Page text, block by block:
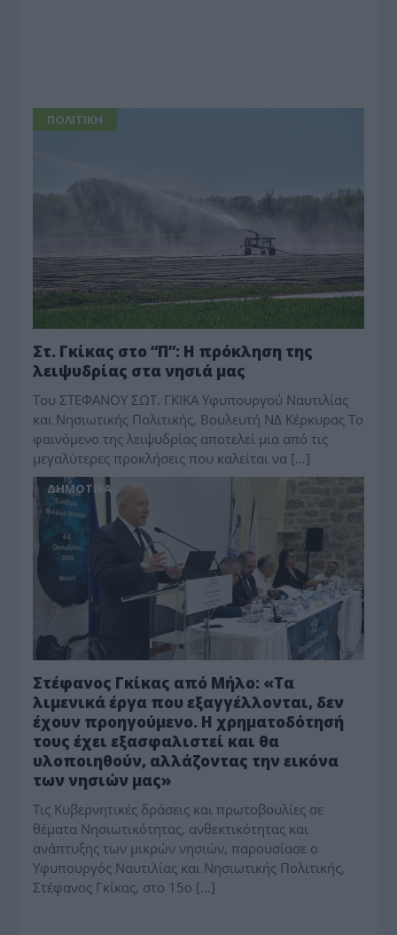
ΠΟΛΙΤΙΚΗ
Στ. Γκίκας στο “Π”: Η πρόκληση της
λειψυδρίας στα νησιά μας
Του ΣΤΕΦΑΝΟΥ ΣΩΤ. ΓΚΙΚΑ Υφυπουργού Ναυτιλίας
και Νησιωτικής Πολιτικής, Βουλευτή ΝΔ Κέρκυρας Το
φαινόμενο της λειψυδρίας αποτελεί μια από τις
μεγαλύτερες προκλήσεις που καλείται να […]
ΔΗΜΟΤΙΚΑ
Στέφανος Γκίκας από Μήλο: «Τα
λιμενικά έργα που εξαγγέλλονται, δεν
έχουν προηγούμενο. Η χρηματοδότησή
τους έχει εξασφαλιστεί και θα
υλοποιηθούν, αλλάζοντας την εικόνα
των νησιών μας»
Τις Κυβερνητικές δράσεις και πρωτοβουλίες σε
θέματα Νησιωτικότητας, ανθεκτικότητας και
ανάπτυξης των μικρών νησιών, παρουσίασε ο
Υφυπουργός Ναυτιλίας και Νησιωτικής Πολιτικής,
Στέφανος Γκίκας, στο 15ο […]